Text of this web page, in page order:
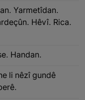
Yarmetîdan.
Hêvî. Rica.
Handan.
li nêzî gundê